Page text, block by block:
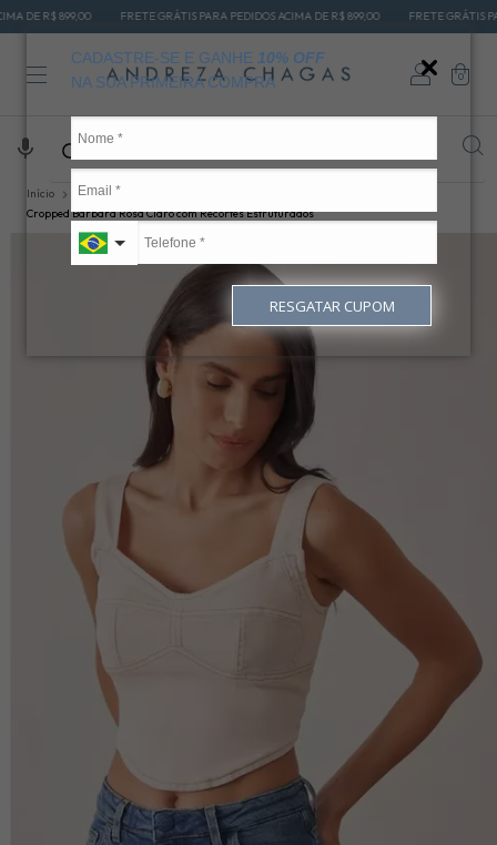
CADASTRE-SE E GANHE 10% OFF
NA SUA PRIMEIRA COMPRA
RESGATAR CUPOM
FRETE GRÁTIS PARA PEDIDOS ACIMA DE R$ 899,00 FRETE GRÁTIS PARA PEDIDOS
0
Início OUTLET
Cropped Bárbara Rosa Claro com Recortes Estruturados